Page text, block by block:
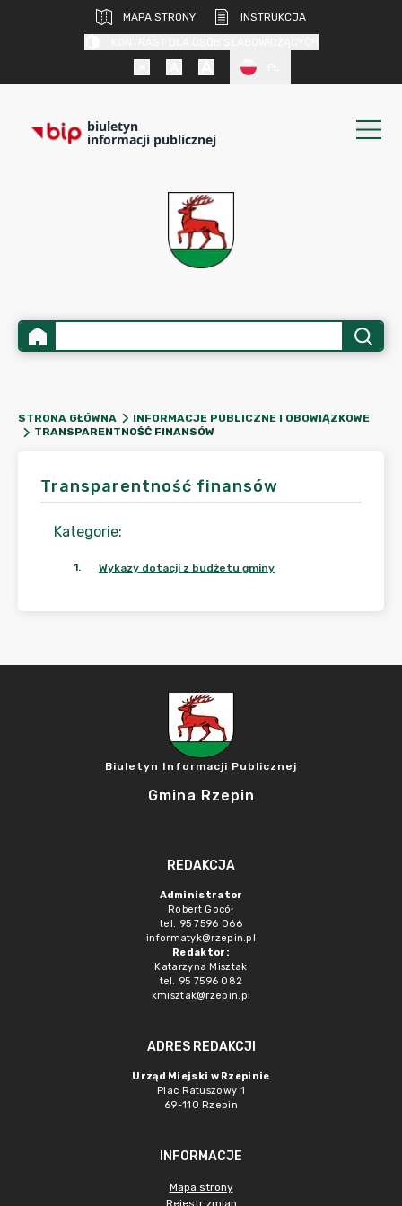
MAPA STRONY
INSTRUKCJA
biuletyn
informacji publicznej
STRONA GŁÓWNA
INFORMACJE PUBLICZNE I OBOWIĄZKOWE
TRANSPARENTNOŚĆ FINANSÓW
Transparentność finansów
Kategorie:
1. Wykazy dotacji z budżetu gminy
Biuletyn Informacji Publicznej
Gmina Rzepin
REDAKCJA
Administrator
Robert Gocół
tel. 95 7596 066
informatyk@rzepin.pl
Redaktor:
Katarzyna Misztak
tel. 95 7596 082
kmisztak@rzepin.pl
ADRES REDAKCJI
Urząd Miejski w Rzepinie
Plac Ratuszowy 1
69-110 Rzepin
INFORMACJE
Mapa strony
Rejestr zmian